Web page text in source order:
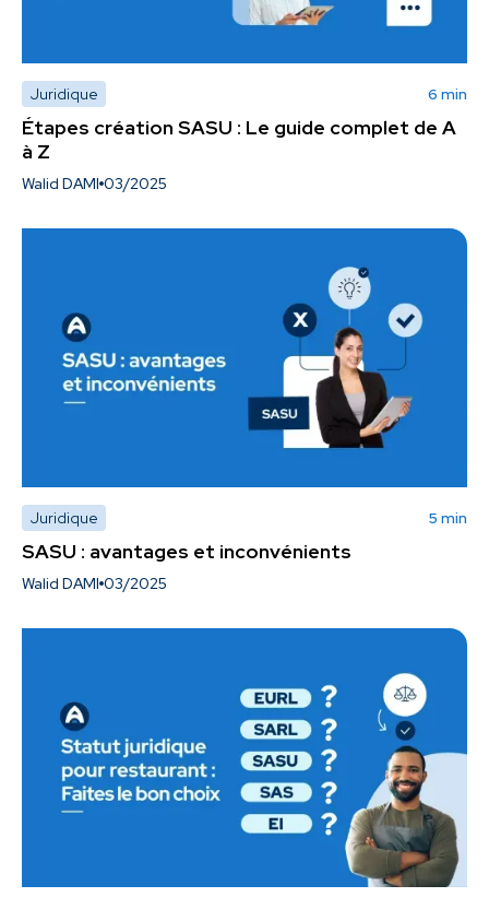
Juridique 6 min
Étapes création SASU : Le guide complet de A
à Z
Walid DAMI 03/2025
Juridique 5 min
SASU : avantages et inconvénients
Walid DAMI 03/2025